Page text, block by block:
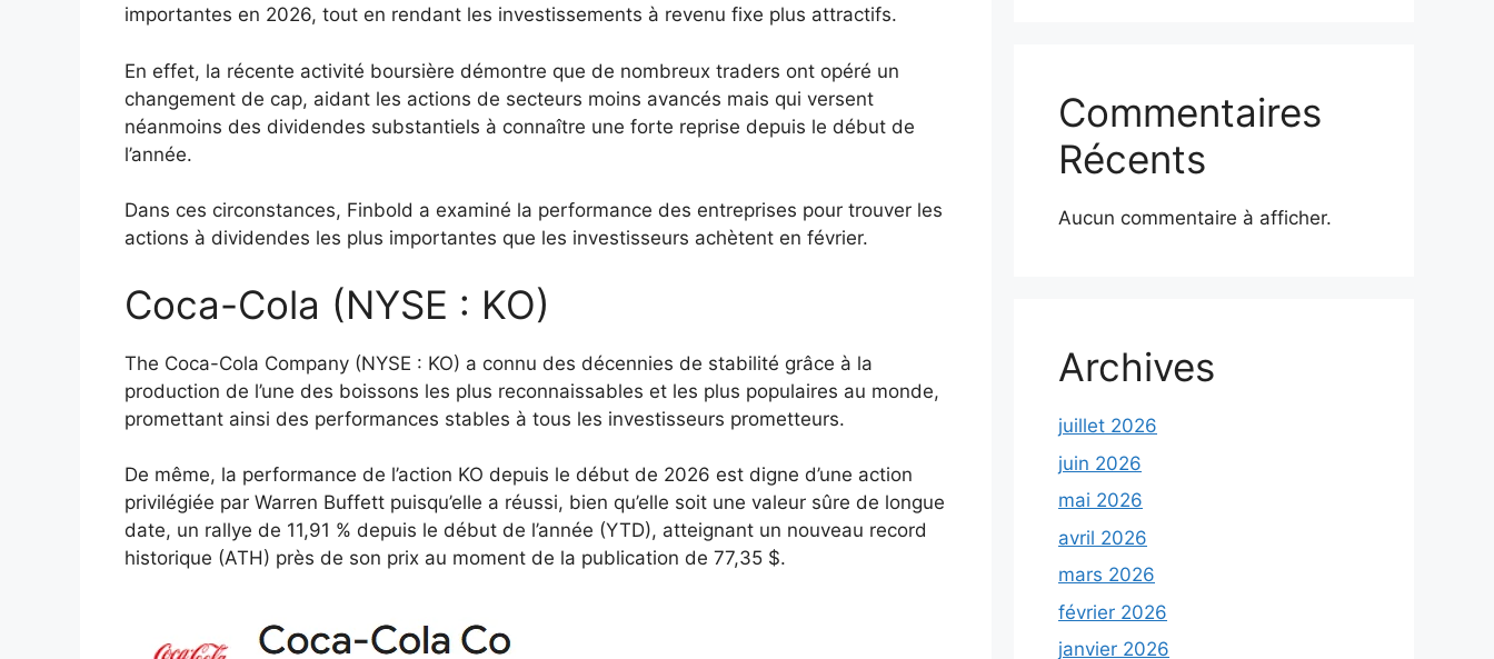
importantes en 2026, tout en rendant les investissements à revenu fixe plus attractifs.
En effet, la récente activité boursière démontre que de nombreux traders ont opéré un
changement de cap, aidant les actions de secteurs moins avancés mais qui versent
néanmoins des dividendes substantiels à connaître une forte reprise depuis le début de
l’année.
Dans ces circonstances, Finbold a examiné la performance des entreprises pour trouver les
actions à dividendes les plus importantes que les investisseurs achètent en février.
Coca-Cola (NYSE : KO)
The Coca-Cola Company (NYSE : KO) a connu des décennies de stabilité grâce à la
production de l’une des boissons les plus reconnaissables et les plus populaires au monde,
promettant ainsi des performances stables à tous les investisseurs prometteurs.
De même, la performance de l’action KO depuis le début de 2026 est digne d’une action
privilégiée par Warren Buffett puisqu’elle a réussi, bien qu’elle soit une valeur sûre de longue
date, un rallye de 11,91 % depuis le début de l’année (YTD), atteignant un nouveau record
historique (ATH) près de son prix au moment de la publication de 77,35 $.
Commentaires
Récents
Aucun commentaire à afficher.
Archives
juillet 2026
juin 2026
mai 2026
avril 2026
mars 2026
février 2026
janvier 2026